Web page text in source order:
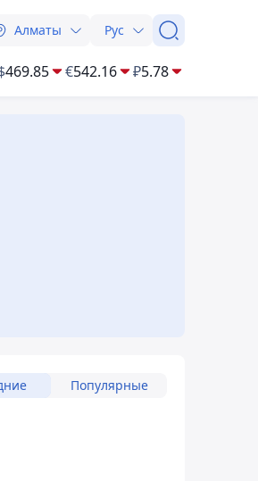
Алматы Рус
469.85 €542.16 ₽5.78
Популярные